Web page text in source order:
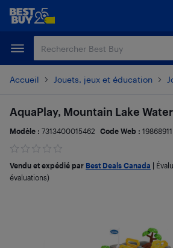
Passer
principal
Passer
Accueil Jouets, jeux et éducation
AquaPlay, Mountain Lake
Modèle : 7313400015462 Code Web : 19868911
Vendu et expédié par Best Deals Canada
évaluations)